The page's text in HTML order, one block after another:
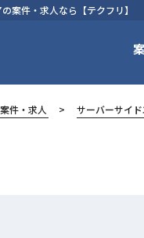
案件・求人なら【テクフリ】
件・求人 サーバーサイ